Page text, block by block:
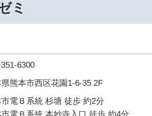
ミ
6300
熊本市西区花園1-6-35 2F
市電Ｂ系統 杉塘 徒歩 約2分